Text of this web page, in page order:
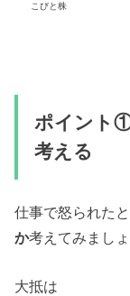
こびと株
ポイント
考える
仕事で怒られた
か考えてみましょ
大抵は